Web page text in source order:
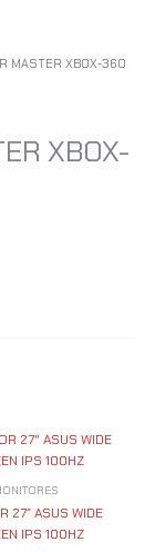
MASTER XBOX-360
XBOX-
27″ ASUS WIDE
IPS 100HZ